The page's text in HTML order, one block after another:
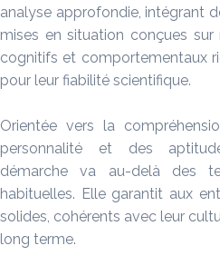
analyse approfondie, intégrant
mises en situation conçues
cognitifs et comportementaux
pour leur fiabilité scientifique.
Orientée vers la
personnalité et des
démarche va au-delà des
habituelles. Elle garantit aux
solides, cohérents avec leur
long terme.